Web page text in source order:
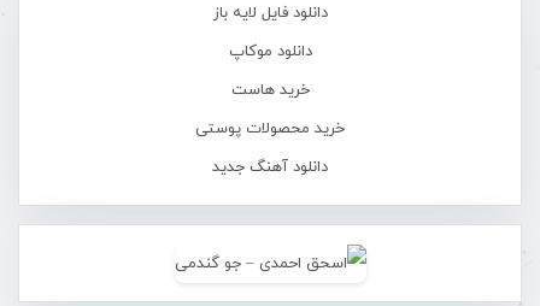
دانلود فایل لایه باز
دانلود موکاپ
خرید هاست
خرید محصولات پوستی
دانلود آهنگ جدید